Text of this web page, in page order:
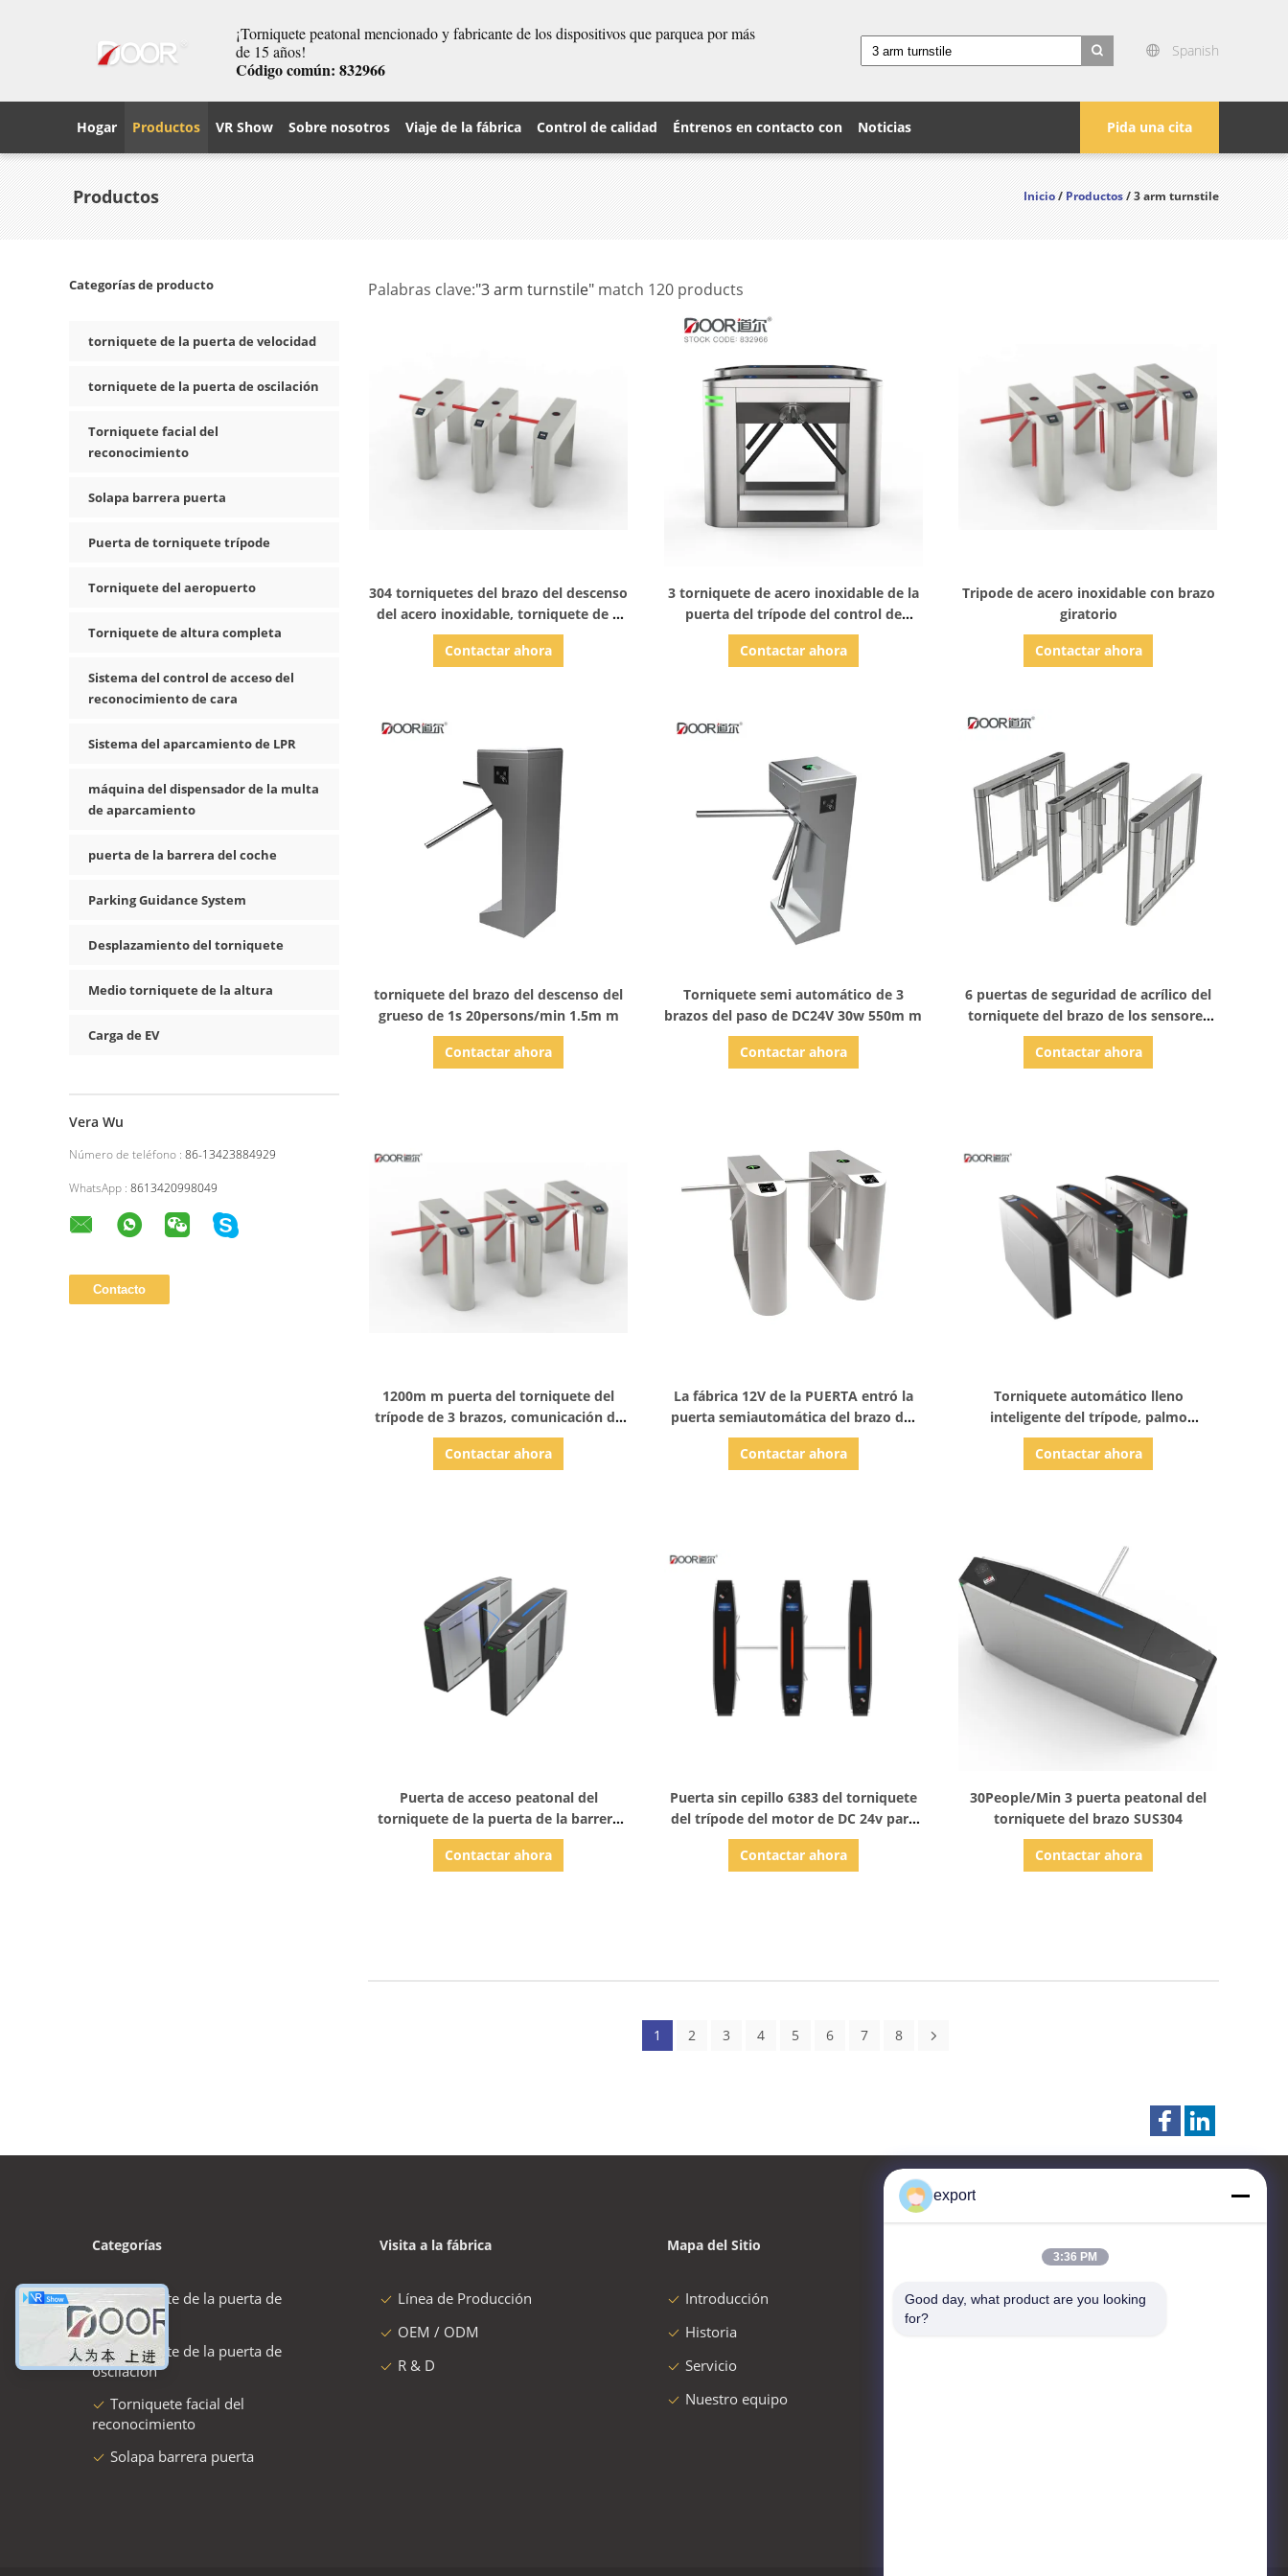
¡Torniquete peatonal mencionado y fabricante de los dispositivos que parquea por más
de 15 años!
Código común: 832966
Spanish
Pida una cita
Hogar Productos VR Show Sobre nosotros Viaje de la fábrica Control de calidad Éntrenos en contacto con Noticias
Productos Inicio/Productos/ 3 arm turnstile
Categorías de producto
torniquete de la puerta de velocidad
torniquete de la puerta de oscilación
Torniquete facial del
reconocimiento
Solapa barrera puerta
Puerta de torniquete trípode
Torniquete del aeropuerto
Torniquete de altura completa
Sistema del control de acceso del
reconocimiento de cara
Sistema del aparcamiento de LPR
máquina del dispensador de la multa
de aparcamiento
puerta de la barrera del coche
Parking Guidance System
Desplazamiento del torniquete
Medio torniquete de la altura
Carga de EV
Vera Wu
Número de teléfono : 86-13423884929
WhatsApp : 8613420998049
Palabras clave:"3 arm turnstile" match 120 products
304 torniquetes del brazo del descenso
del acero inoxidable, torniquete de 3
brazos para la guardería
Contactar ahora
3 torniquete de acero inoxidable de la
puerta del trípode del control de
acceso de la tarjeta de Rfid del
torniquete 304 del brazo
Contactar ahora
Tripode de acero inoxidable con brazo
giratorio
Contactar ahora
torniquete del brazo del descenso del
grueso de 1s 20persons/min 1.5m m
Contactar ahora
Torniquete semi automático de 3
brazos del paso de DC24V 30w 550m m
Contactar ahora
6 puertas de seguridad de acrílico del
torniquete del brazo de los sensores
RS485
Contactar ahora
1200m m puerta del torniquete del
trípode de 3 brazos, comunicación de
la puerta Rs485 de la estación de tren
Contactar ahora
La fábrica 12V de la PUERTA entró la
puerta semiautomática del brazo del
torniquete 3 del trípode del interfaz
Contactar ahora
Torniquete automático lleno
inteligente del trípode, palmo
peatonal de la larga vida de la puerta
del torniquete
Contactar ahora
Puerta de acceso peatonal del
torniquete de la puerta de la barrera
de la aleta con el lector de tarjetas
Contactar ahora
Puerta sin cepillo 6383 del torniquete
del trípode del motor de DC 24v para
el mercado de gama alta
Contactar ahora
30People/Min 3 puerta peatonal del
torniquete del brazo SUS304
Contactar ahora
1 2 3 4 5 6 7 8
Categorías
torniquete de la puerta de
velocidad
torniquete de la puerta de
oscilación
Torniquete facial del
reconocimiento
Solapa barrera puerta
Visita a la fábrica
Línea de Producción
OEM / ODM
R & D
Mapa del Sitio
Introducción
Historia
Servicio
Nuestro equipo
Contactar Ahora
Shenzhen Door Intelligent
Control Technology Co., Ltd
export
3:36 PM
Good day, what product are you looking
for?